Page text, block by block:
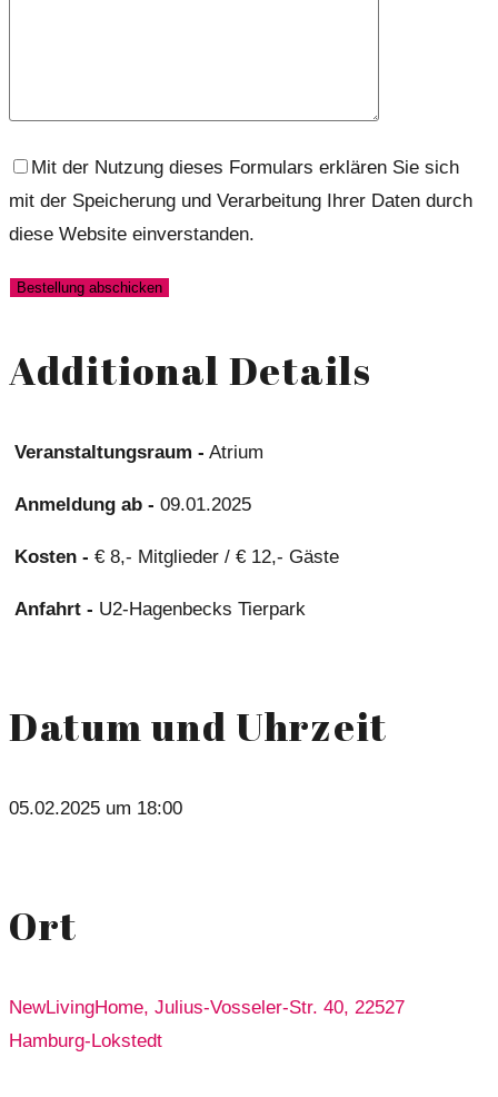
Mit der Nutzung dieses Formulars erklären Sie sich
mit der Speicherung und Verarbeitung Ihrer Daten durch
diese Website einverstanden.
Additional Details
Veranstaltungsraum - Atrium
Anmeldung ab - 09.01.2025
Kosten - € 8,- Mitglieder / € 12,- Gäste
Anfahrt - U2-Hagenbecks Tierpark
Datum und Uhrzeit
05.02.2025 um 18:00
Ort
NewLivingHome, Julius-Vosseler-Str. 40, 22527
Hamburg-Lokstedt